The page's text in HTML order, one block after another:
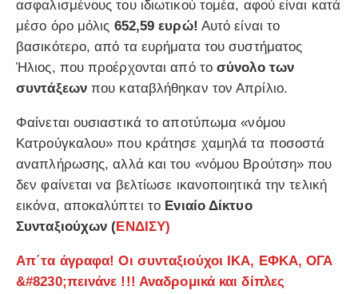
ασφαλισμένους του ιδιωτικού τομέα, αφού είναι κατά
μέσο όρο μόλις 652,59 ευρώ! Αυτό είναι το
βασικότερο, από τα ευρήματα του συστήματος
Ήλιος, που προέρχονται από τοσύνολο των
συντάξεωνπου καταβλήθηκαν τον Απρίλιο.
Φαίνεται ουσιαστικά το αποτύπωμα «νόμου
Κατρούγκαλου» που κράτησε χαμηλά τα ποσοστά
αναπλήρωσης, αλλά και του «νόμου Βρούτση» που
δεν φαίνεται να βελτίωσε ικανοποιητικά την τελική
εικόνα, αποκαλύπτει το Ενιαίο Δίκτυο
Συνταξιούχων (ΕΝΔΙΣΥ)
Απ΄τα άγραφα! Οι συνταξιούχοι ΙΚΑ, ΕΦΚΑ, ΟΓΑ
&#8230;πεινάνε !!! Αναδρομικά και δίπλες